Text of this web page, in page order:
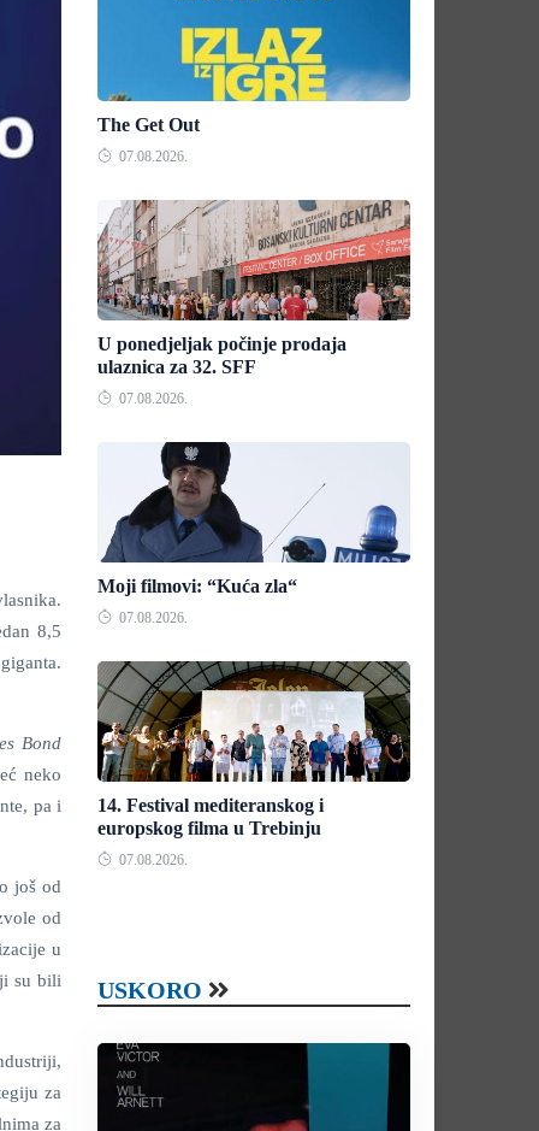
8,5
Bond
neko
pa i
još od
od
u
su bili
za
za
The Get Out
07.08.2026.
U ponedjeljak počinje prodaja
ulaznica za 32. SFF
07.08.2026.
Moji filmovi: “Kuća zla“
07.08.2026.
14. Festival mediteranskog i
europskog filma u Trebinju
07.08.2026.
USKORO